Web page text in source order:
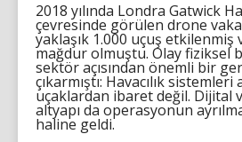
2018 yılında Londra Gatwick
çevresinde görülen drone
yaklaşık 1.000 uçuş etkilenmiş
mağdur olmuştu. Olay fiziksel
sektör açısından önemli bir
çıkarmıştı: Havacılık sistemleri
uçaklardan ibaret değil. Dijital
altyapı da operasyonun
haline geldi.